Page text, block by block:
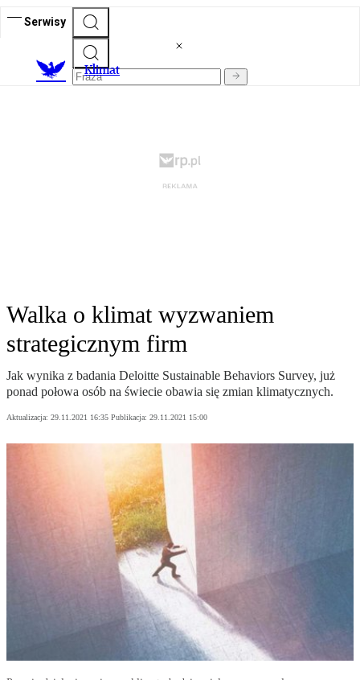
Serwisy
Klimat
Walka o klimat wyzwaniem
strategicznym firm
Jak wynika z badania Deloitte Sustainable Behaviors Survey, już
ponad połowa osób na świecie obawia się zmian klimatycznych.
Aktualizacja: 29.11.2021 16:35 Publikacja: 29.11.2021 15:00